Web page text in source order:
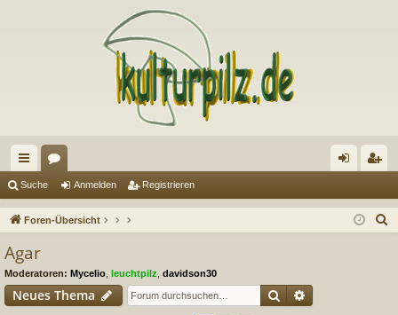
ch
ne
ug
riff
en m ist
Suche Anmelden Registrieren
Foren-Übersicht
Agar
Moderatoren: Mycelio leuchtpilz davidson30
Neues Thema Suche